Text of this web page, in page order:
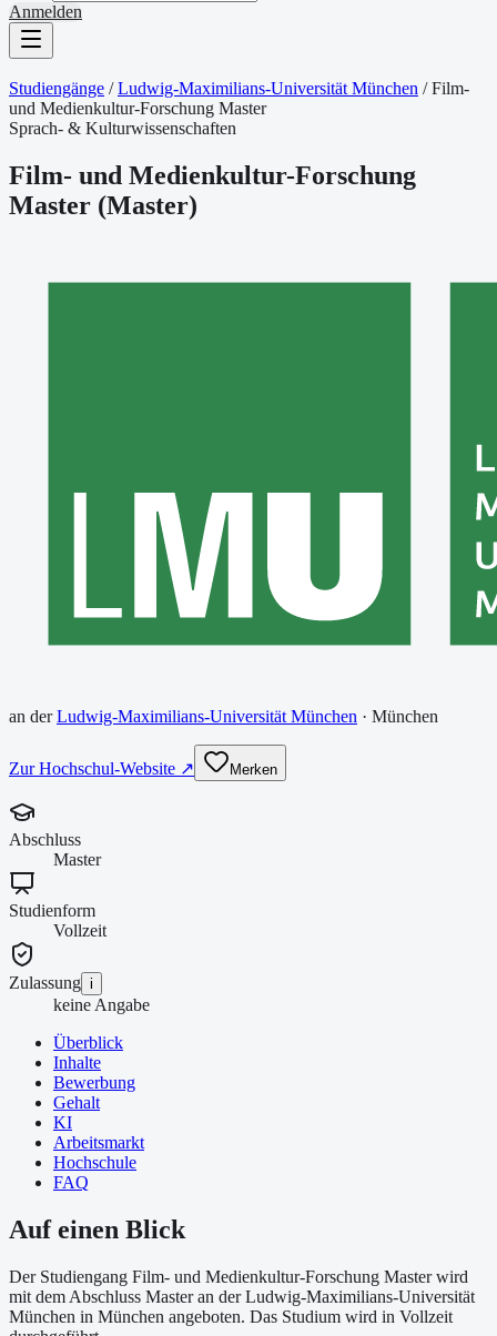
Anmelden
Studiengänge / Ludwig-Maximilians-Universität München /Film-
und Medienkultur-Forschung Master
Sprach- & Kulturwissenschaften
Film- und Medienkultur-Forschung
Master (Master)
an derLudwig-Maximilians-Universität München · München
Zur Hochschul-Website ↗ Merken
Abschluss
Master
Studienform
Vollzeit
Zulassung i
keine Angabe
Überblick
Inhalte
Bewerbung
Gehalt
KI
Arbeitsmarkt
Hochschule
FAQ
Auf einen Blick
Der Studiengang Film- und Medienkultur-Forschung Master wird
mit dem Abschluss Master an der Ludwig-Maximilians-Universität
München in München angeboten. Das Studium wird in Vollzeit